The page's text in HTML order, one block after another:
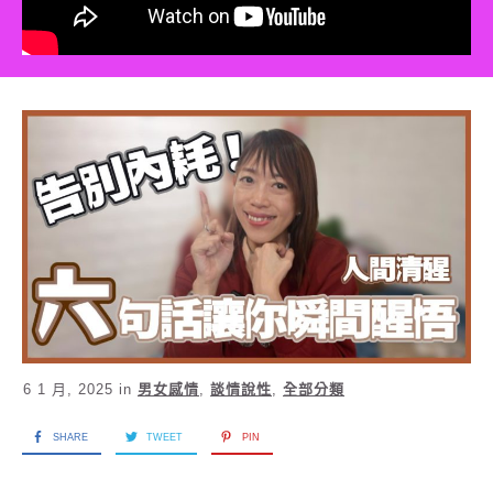
6 1 月, 2025 in 男女感情 談情說性 全部分類
SHARE TWEET PIN